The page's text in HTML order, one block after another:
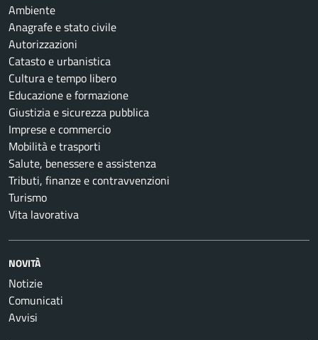
Ambiente
Anagrafe e stato civile
Autorizzazioni
Catasto e urbanistica
Cultura e tempo libero
Educazione e formazione
Giustizia e sicurezza pubblica
Imprese e commercio
Mobilità e trasporti
Salute, benessere e assistenza
Tributi, finanze e contravvenzioni
Turismo
Vita lavorativa
NOVITÀ
Notizie
Comunicati
Avvisi